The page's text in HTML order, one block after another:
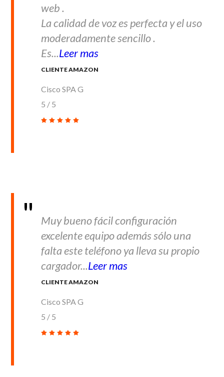
web .
La calidad de voz es perfecta y el uso
moderadamente sencillo .
Es...Leer mas
CLIENTE AMAZON
Cisco SPA G
5 / 5
Muy bueno fácil configuración
excelente equipo además sólo una
falta este teléfono ya lleva su propio
cargador...Leer mas
CLIENTE AMAZON
Cisco SPA G
5 / 5